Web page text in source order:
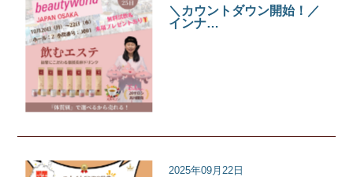
＼カウントダウン開始！／
インナ…
2025年09月22日